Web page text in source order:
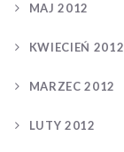
MAJ 2012
KWIECIEŃ 2012
MARZEC 2012
LUTY 2012